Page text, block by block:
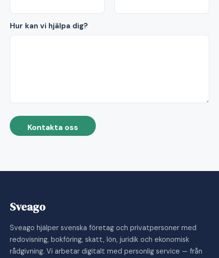
Hur kan vi hjälpa dig?
Kontakta oss
Sveago
Sveago hjälper svenska företag och privatpersoner med
redovisning, bokföring, skatt, lön, juridik och ekonomisk
rådgivning. Vi arbetar digitalt med personlig service — från